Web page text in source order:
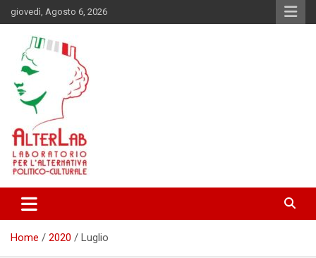
Skip
to
content
giovedì, Agosto 6, 2026
AlterLab
Home 2020 Luglio